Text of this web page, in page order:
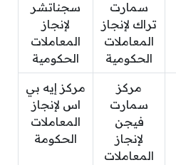
سمارت
تراك لإنجاز
المعاملات
الحكومية
سجناتشر
لإنجاز
المعاملات
الحكومية
مركز
سمارت
فيجن
لإنجاز
المعاملات
مركز إيه بي
اس لإنجاز
المعاملات
الحكومة